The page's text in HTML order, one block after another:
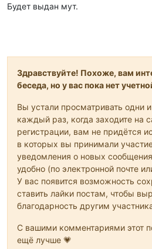
Будет выдан мут.
Здравствуйте! Похоже, вам
беседа, но у вас пока нет
Вы устали просматривать одни
каждый раз, когда заходите на
регистрации, вам не придётся
в которых вы принимали
уведомления о новых
удобно (по электронной почте
У вас появится возможность
ставить лайки постам, чтобы
благодарность другим
С вашими комментариями этот
ещё лучше 💗